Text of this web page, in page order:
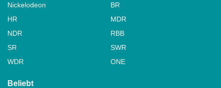
Nickelodeon
BR
HR
MDR
NDR
RBB
SR
SWR
WDR
ONE
Beliebt